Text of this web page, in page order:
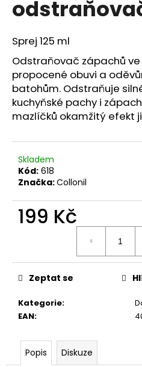
Sprej 125 ml
Odstraňovač zápachů
propocené obuvi a
batohům. Odstraňuje
kuchyňské pachy i
mazlíčků okamžitý efekt
Skladem
Kód: 618
Značka:Collonil
199 Kč
Kategorie:
EAN:
Zeptat se
Popis Diskuze
a
í
t
?
HLEDAT
o
u
č
u
e
m